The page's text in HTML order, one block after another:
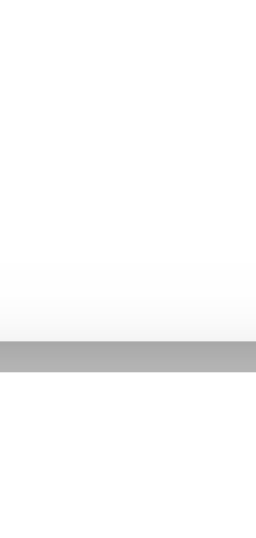
systém